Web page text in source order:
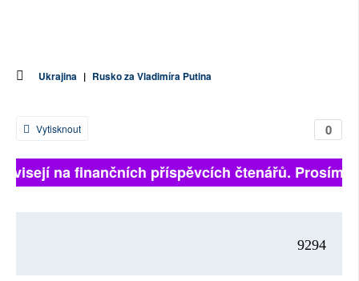
Ukrajina | Rusko za Vladimíra Putina
0
Vytisknout
na finančních příspěvcích čtenářů. Prosíme,
9294